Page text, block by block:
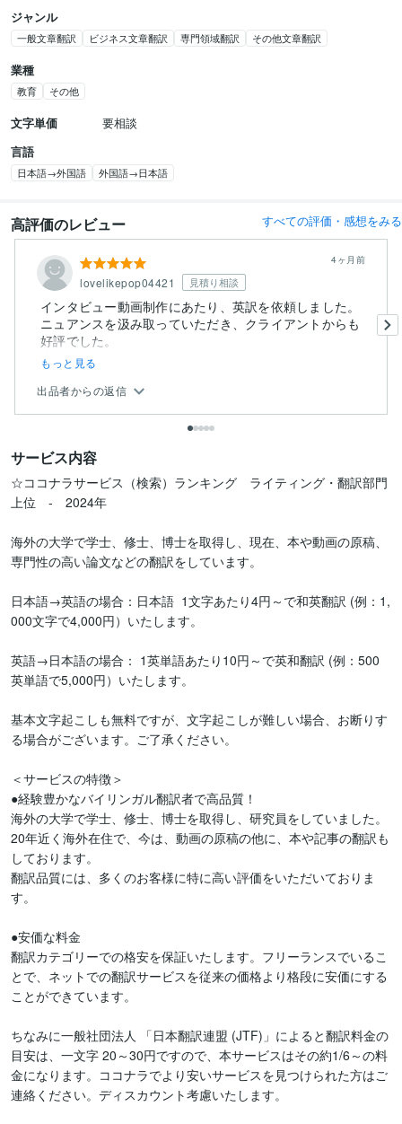
ジャンル
一般文章翻訳 ビジネス文章翻訳 専門領域翻訳 その他文章翻訳
業種
教育 その他
文字単価
要相談
言語
日本語→外国語 外国語→日本語
高評価のレビュー すべての評価・感想をみる
lovelikepop04421 見積り相談
4ヶ月前
インタビュー動画制作にあたり、英訳を依頼しました。
ニュアンスを汲み取っていただき、クライアントからも
好評でした。
また...
もっと見る
出品者からの返信
サービス内容
☆ココナラサービス（検索）ランキング　ライティング・翻訳部門
上位　-　2024年
海外の大学で学士、修士、博士を取得し、現在、本や動画の原稿、
専門性の高い論文などの翻訳をしています。
日本語→英語の場合：日本語  1文字あたり4円～で和英翻訳 (例：1,
000文字で4,000円）いたします。
英語→日本語の場合： 1英単語あたり10円～で英和翻訳 (例：500
英単語で5,000円）いたします。
基本文字起こしも無料ですが、文字起こしが難しい場合、お断りす
る場合がございます。ご了承ください。
＜サービスの特徴＞
●経験豊かなバイリンガル翻訳者で高品質！
海外の大学で学士、修士、博士を取得し、研究員をしていました。
20年近く海外在住で、今は、動画の原稿の他に、本や記事の翻訳も
しております。
翻訳品質には、多くのお客様に特に高い評価をいただいておりま
す。
●安価な料金
翻訳カテゴリーでの格安を保証いたします。フリーランスでいるこ
とで、ネットでの翻訳サービスを従来の価格より格段に安価にする
ことができています。
ちなみに一般社団法人 「日本翻訳連盟 (JTF)」によると翻訳料金の
目安は、一文字 20～30円ですので、本サービスはその約1/6～の料
金になります。ココナラでより安いサービスを見つけられた方はご
連絡ください。ディスカウント考慮いたします。